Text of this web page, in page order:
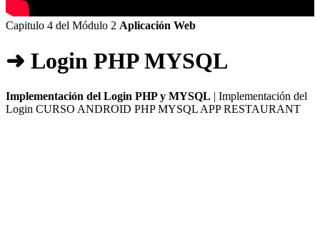
Capitulo 4 del Módulo 2 Aplicación Web
➜ Login PHP MYSQL
Implementación del Login PHP y MYSQL | Implementación del
Login CURSO ANDROID PHP MYSQL APP RESTAURANT